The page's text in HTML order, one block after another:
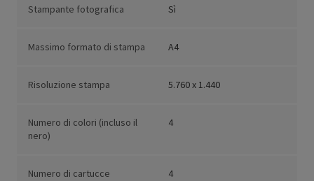
Stampante fotografica Sì
Massimo formato di stampa A4
Risoluzione stampa 5.760 x 1.440
Numero di colori (incluso il
nero)
4
Numero di cartucce 4